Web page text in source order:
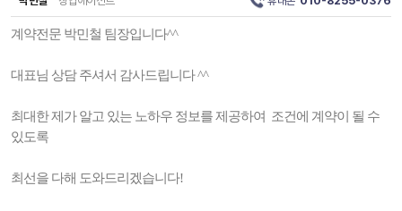
계약전문 박민철 팀장입니다^^
대표님 상담 주셔서 감사드립니다 ^^
최대한 제가 알고 있는 노하우 정보를 제공하여 조건에 계약이 될 수
있도록
최선을 다해 도와드리겠습니다!